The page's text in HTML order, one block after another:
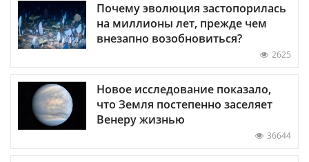
Почему эволюция застопорилась
на миллионы лет, прежде чем
внезапно возобновиться?
2625
Новое исследование показало,
что Земля постепенно заселяет
Венеру жизнью
36644